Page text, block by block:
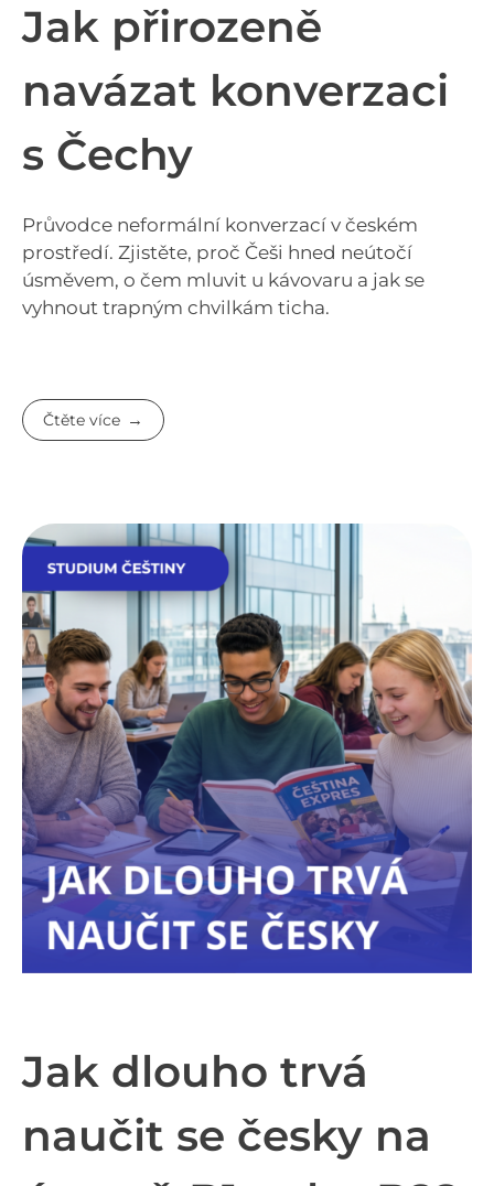
Jak přirozeně
navázat konverzaci
s Čechy
Průvodce neformální konverzací v českém
prostředí. Zjistěte, proč Češi hned neútočí
úsměvem, o čem mluvit u kávovaru a jak se
vyhnout trapným chvilkám ticha.
Čtěte více
Jak dlouho trvá
naučit se česky na